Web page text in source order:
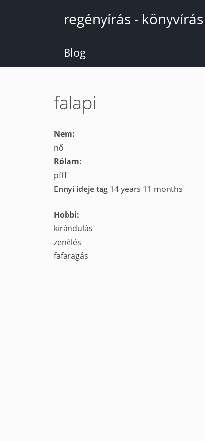
regényírás - könyvírás
Blog
falapi
Nem:
nő
Rólam:
pffff
Ennyi ideje tag 14 years 11 months
Hobbi:
kirándulás
zenélés
fafaragás